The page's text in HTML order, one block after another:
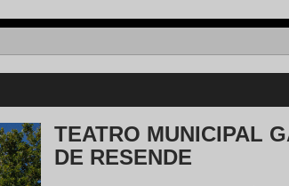
TEATRO MUNICIPAL
DE RESENDE